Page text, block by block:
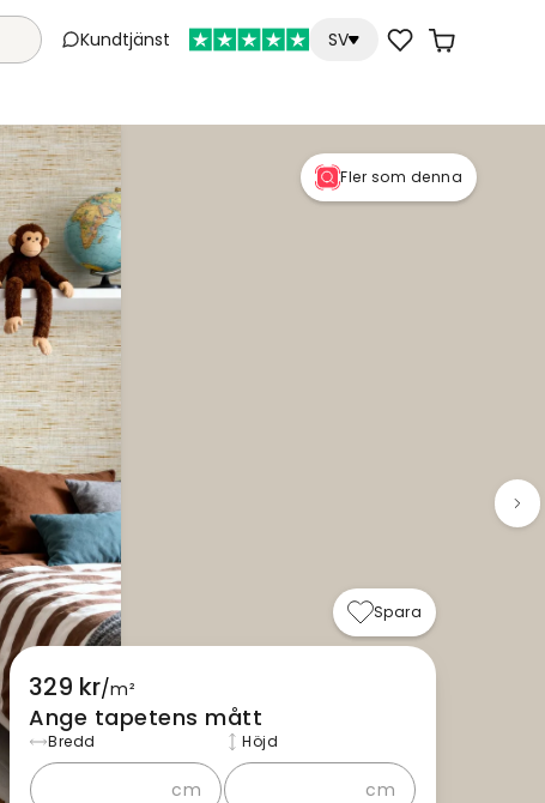
Kundtjänst SV
Fler som denna
Spara
329 kr/m²
Ange tapetens mått
Bredd
cm
Höjd
cm